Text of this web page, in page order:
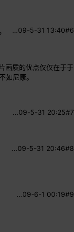
#6
09-5-31 13:40
…
画质的优点仅仅在于于
如尼康。
#7
09-5-31 20:25
…
#8
09-5-31 20:46
…
#9
09-6-1 00:19
…